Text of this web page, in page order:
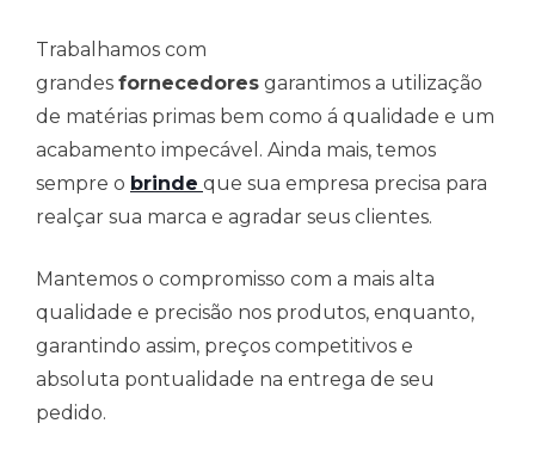
Trabalhamos com
grandes fornecedores garantimos a utilização
de matérias primas bem como á qualidade e um
acabamento impecável. Ainda mais, temos
sempre o brinde que sua empresa precisa para
realçar sua marca e agradar seus clientes.
Mantemos o compromisso com a mais alta
qualidade e precisão nos produtos, enquanto,
garantindo assim, preços competitivos e
absoluta pontualidade na entrega de seu
pedido.